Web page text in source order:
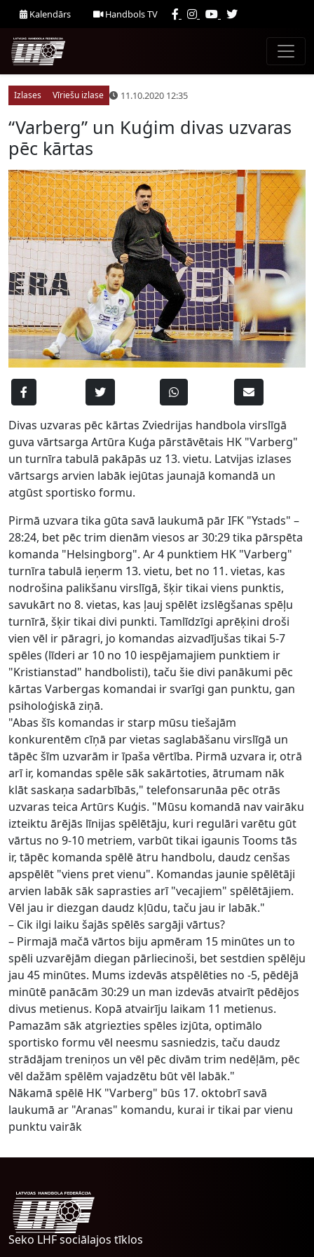
Kalendārs Handbols TV
Izlases Vīriešu izlase 11.10.2020 12:35
“Varberg” un Kuģim divas uzvaras
pēc kārtas
Divas uzvaras pēc kārtas Zviedrijas handbola virslīgā
guva vārtsarga Artūra Kuģa pārstāvētais HK "Varberg"
un turnīra tabulā pakāpās uz 13. vietu. Latvijas izlases
vārtsargs arvien labāk iejūtas jaunajā komandā un
atgūst sportisko formu.
Pirmā uzvara tika gūta savā laukumā pār IFK "Ystads" –
28:24, bet pēc trim dienām viesos ar 30:29 tika pārspēta
komanda "Helsingborg". Ar 4 punktiem HK "Varberg"
turnīra tabulā ieņerm 13. vietu, bet no 11. vietas, kas
nodrošina palikšanu virslīgā, šķir tikai viens punktis,
savukārt no 8. vietas, kas ļauj spēlēt izslēgšanas spēļu
turnīrā, šķir tikai divi punkti. Tamlīdzīgi aprēķini droši
vien vēl ir pāragri, jo komandas aizvadījušas tikai 5-7
spēles (līderi ar 10 no 10 iespējamajiem punktiem ir
"Kristianstad" handbolisti), taču šie divi panākumi pēc
kārtas Varbergas komandai ir svarīgi gan punktu, gan
psiholoģiskā ziņā.
"Abas šīs komandas ir starp mūsu tiešajām
konkurentēm cīņā par vietas saglabāšanu virslīgā un
tāpēc šīm uzvarām ir īpaša vērtība. Pirmā uzvara ir, otrā
arī ir, komandas spēle sāk sakārtoties, ātrumam nāk
klāt saskaņa sadarbībās," telefonsarunāa pēc otrās
uzvaras teica Artūrs Kuģis. "Mūsu komandā nav vairāku
izteiktu ārējās līnijas spēlētāju, kuri regulāri varētu gūt
vārtus no 9-10 metriem, varbūt tikai igaunis Tooms tās
ir, tāpēc komanda spēlē ātru handbolu, daudz cenšas
apspēlēt "viens pret vienu". Komandas jaunie spēlētāji
arvien labāk sāk saprasties arī "vecajiem" spēlētājiem.
Vēl jau ir diezgan daudz kļūdu, taču jau ir labāk."
– Cik ilgi laiku šajās spēlēs sargāji vārtus?
– Pirmajā mačā vārtos biju apmēram 15 minūtes un to
spēli uzvarējām diegan pārliecinoši, bet sestdien spēlēju
jau 45 minūtes. Mums izdevās atspēlēties no -5, pēdējā
minūtē panācām 30:29 un man izdevās atvairīt pēdējos
divus metienus. Kopā atvairīju laikam 11 metienus.
Pamazām sāk atgriezties spēles izjūta, optimālo
sportisko formu vēl neesmu sasniedzis, taču daudz
strādājam treniņos un vēl pēc divām trim nedēļām, pēc
vēl dažām spēlēm vajadzētu būt vēl labāk."
Nākamā spēlē HK "Varberg" būs 17. oktobrī savā
laukumā ar "Aranas" komandu, kurai ir tikai par vienu
punktu vairāk
Seko LHF sociālajos tīklos